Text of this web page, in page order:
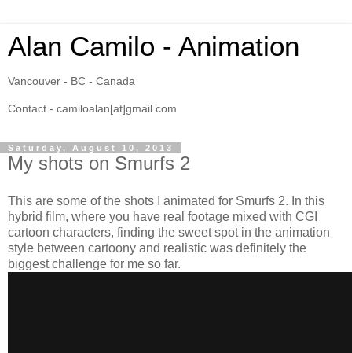
Alan Camilo - Animation
Vancouver - BC - Canada
Contact - camiloalan[at]gmail.com
Saturday, August 10, 2013
My shots on Smurfs 2
This are some of the shots I animated for Smurfs 2. In this
hybrid film, where you have real footage mixed with CGI
cartoon characters, finding the sweet spot in the animation
style between cartoony and realistic was definitely the
biggest challenge for me so far.